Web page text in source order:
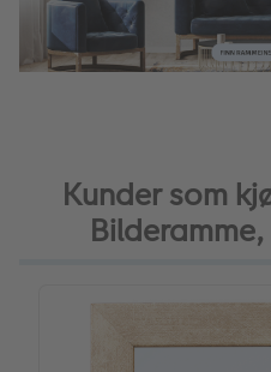
Kunder som